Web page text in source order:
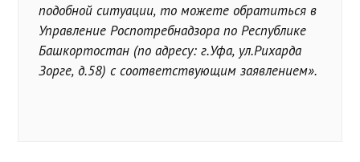
подобной ситуации, то можете обратиться в
Управление Роспотребнадзора по Республике
Башкортостан (по адресу: г.Уфа, ул.Рихарда
Зорге, д.58) с соответствующим заявлением».